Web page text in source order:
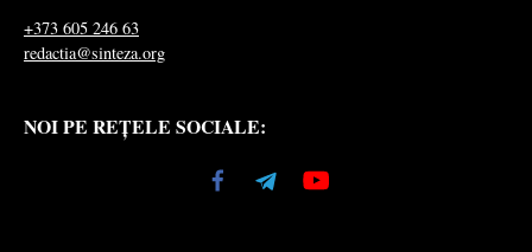
+373 605 246 63
redactia@sinteza.org
NOI PE REȚELE SOCIALE: